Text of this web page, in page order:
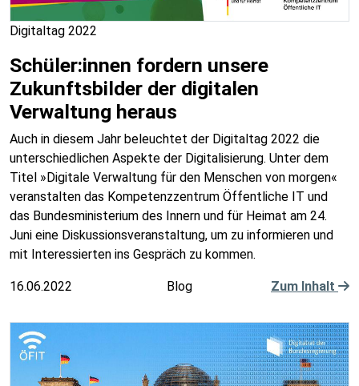
Digitaltag 2022
Schüler:innen fordern unsere
Zukunftsbilder der digitalen
Verwaltung heraus
Auch in diesem Jahr beleuchtet der Digitaltag 2022 die
unterschiedlichen Aspekte der Digitalisierung. Unter dem
Titel »Digitale Verwaltung für den Menschen von morgen«
veranstalten das Kompetenzzentrum Öffentliche IT und
das Bundesministerium des Innern und für Heimat am 24.
Juni eine Diskussionsveranstaltung, um zu informieren und
mit Interessierten ins Gespräch zu kommen.
16.06.2022 Blog Zum Inhalt